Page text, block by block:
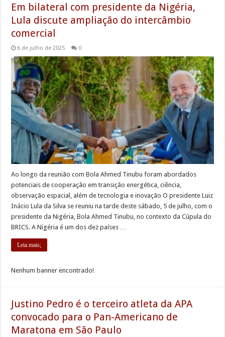
Em bilateral com presidente da Nigéria,
Lula discute ampliação do intercâmbio
comercial
6 de julho de 2025 0
Ao longo da reunião com Bola Ahmed Tinubu foram abordados
potenciais de cooperação em transição energética, ciência,
observação espacial, além de tecnologia e inovação O presidente Luiz
Inácio Lula da Silva se reuniu na tarde deste sábado, 5 de julho, com o
presidente da Nigéria, Bola Ahmed Tinubu, no contexto da Cúpula do
BRICS. A Nigéria é um dos dez países …
Leia mais;
Nenhum banner encontrado!
Justino Pedro é o terceiro atleta da APA
convocado para o Pan-Americano de
Maratona em São Paulo